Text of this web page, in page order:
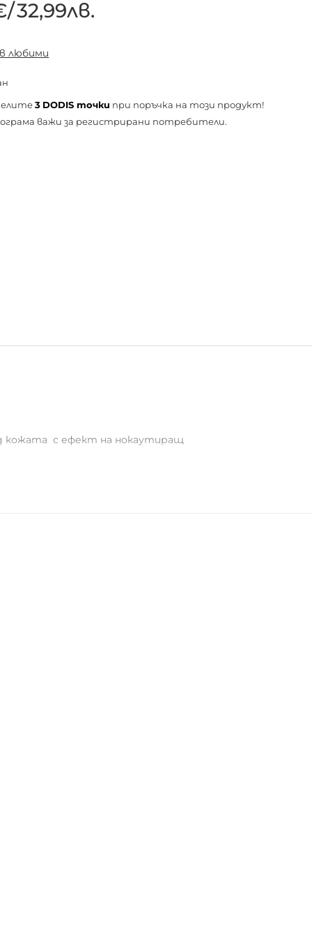
/32,99лв.
любими
3 DODIS точки при поръчка на този продукт!
важи за регистрирани потребители.
кожата с ефект на нокаутиращ